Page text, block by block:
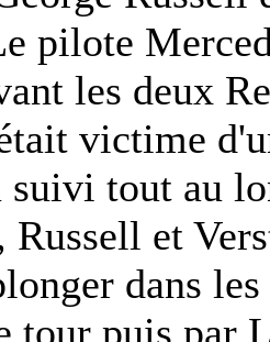
pilote
les deux
victime
tout au
et
dans
tour puis par